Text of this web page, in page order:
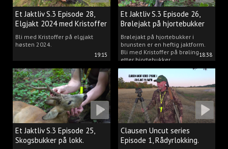
19:15
Et Jaktliv S.3 Episode 28,
Elgjakt 2024 med Kristoffer
Clausen
Bli med Kristoffer på elgjakt
høsten 2024.
18:38
Et Jaktliv S.3 Episode 26,
Brølejakt på hjortebukker
med Kristoffer Clausen
Brølejakt på hjortebukker i
brunsten er en heftig jaktform.
Bli med Kristoffer på brøling
etter hjortebukker.
Et Jaktliv S.3 Episode 25,
Skogsbukker på lokk.
Clausen Uncut series
Episode 1, Rådyrlokking.